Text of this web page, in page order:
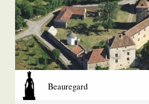
Beauregard